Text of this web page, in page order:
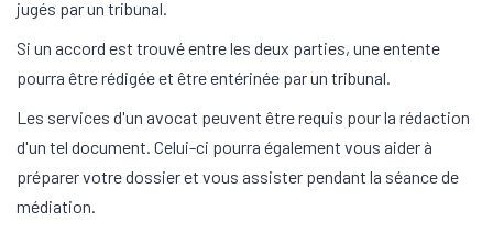
jugés par un tribunal.
Si un accord est trouvé entre les deux parties, une entente
pourra être rédigée et être entérinée par un tribunal.
Les services d'un avocat peuvent être requis pour la rédaction
d'un tel document. Celui-ci pourra également vous aider à
préparer votre dossier et vous assister pendant la séance de
médiation.